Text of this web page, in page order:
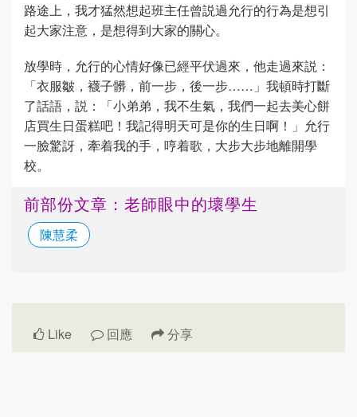
路途上，我才猛然想起班主任曾説過允行的行為是想引
起大家注意，是想得到大家的關心。
放學時，允行的心情好像已經平伏過來，他走過來説：
「衣服皺，襪子髒，前一步，後一步……」我頓時打斷
了話語，説：「小弟弟，我不生氣，我們一起去美心餅
店買生日蛋糕吧！我記得明天可是你的生日啊！」允行
一臉驚訝，牽着我的手，哼着歌，大步大步地離開學
校。
前部份文章：老師眼中的壞學生
陳慧柔
Like 回應 分享